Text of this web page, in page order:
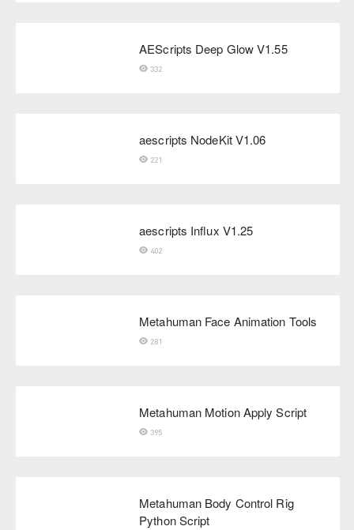
AEScripts Deep Glow V1.55
332
aescripts NodeKit V1.06
221
aescripts Influx V1.25
402
Metahuman Face Animation Tools
281
Metahuman Motion Apply Script
395
Metahuman Body Control Rig
Python Script